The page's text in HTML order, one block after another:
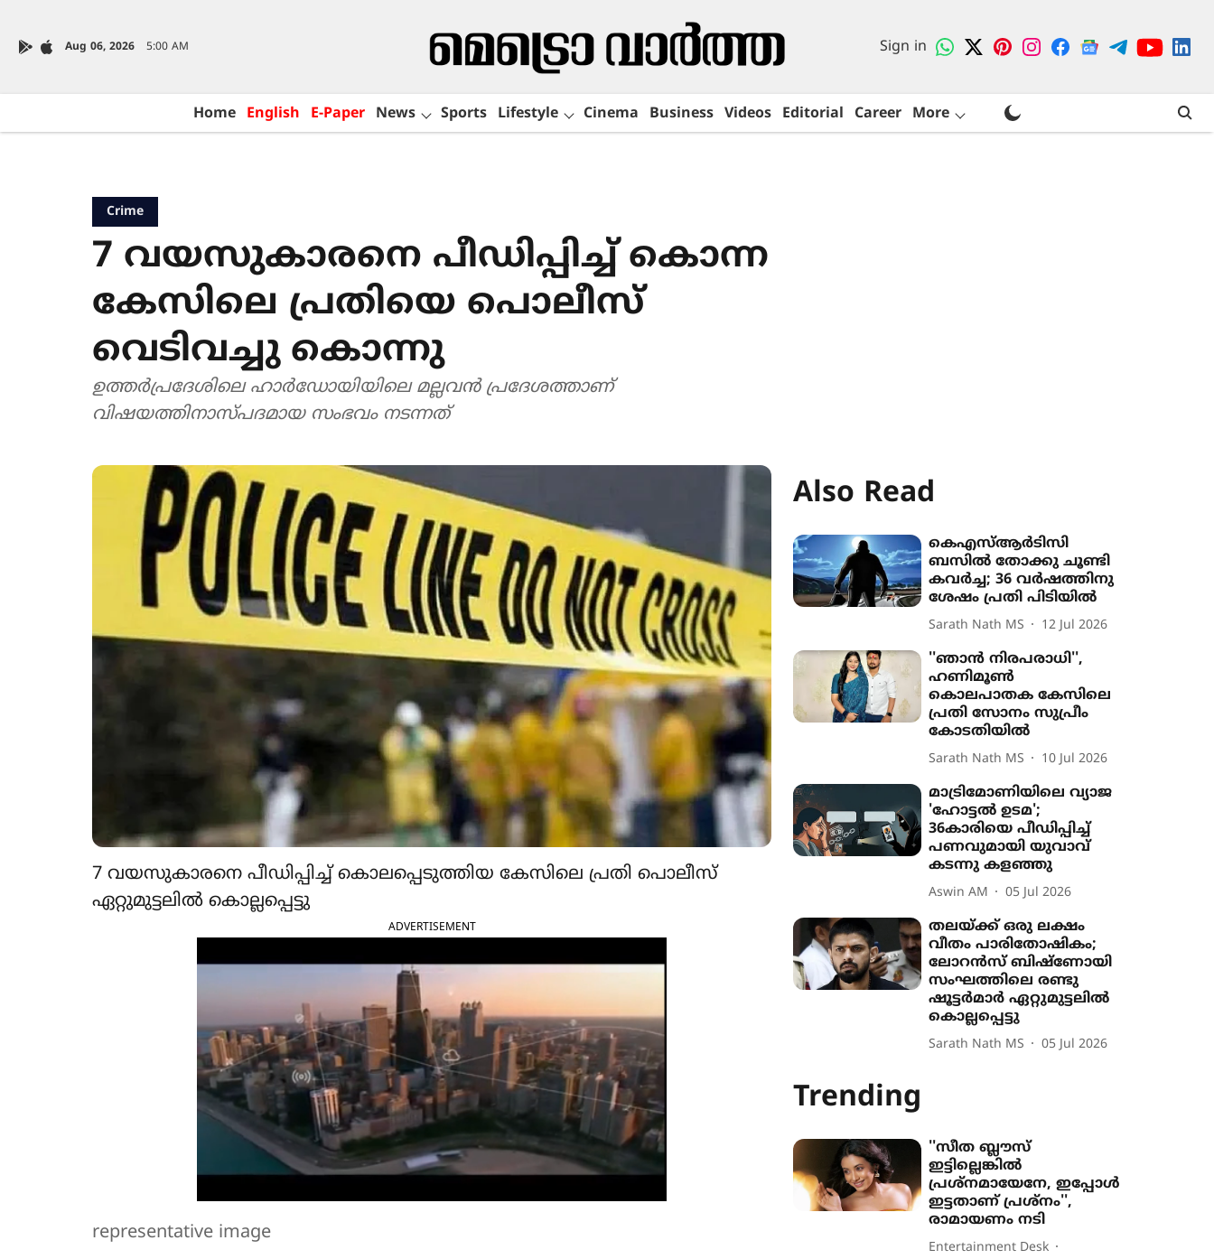
Aug 06, 2026 5:00 AM Sign in
Home English E-Paper News Sports Lifestyle Cinema Business Videos Editorial Career More
Crime
7 വയസുകാരനെ പീഡിപ്പിച്ച് കൊന്ന
കേസിലെ പ്രതിയെ പൊലീസ്
വെടിവച്ചു കൊന്നു
ഉത്തർപ്രദേശിലെ ഹാർഡോയിയിലെ മല്ലവൻ പ്രദേശത്താണ്
വിഷയത്തിനാസ്പദമായ സംഭവം നടന്നത്
7 വയസുകാരനെ പീഡിപ്പിച്ച് കൊലപ്പെടുത്തിയ കേസിലെ പ്രതി പൊലീസ്
ഏറ്റുമുട്ടലിൽ കൊല്ലപ്പെട്ടു
ADVERTISEMENT
representative image
Also Read
കെഎസ്ആർടിസി
ബസിൽ തോക്കു ചൂണ്ടി
കവർച്ച; 36 വർഷത്തിനു
ശേഷം പ്രതി പിടിയിൽ
Sarath Nath MS 12 Jul 2026
''ഞാൻ നിരപരാധി'',
ഹണിമൂൺ
കൊലപാതക കേസിലെ
പ്രതി സോനം സുപ്രീം
കോടതിയിൽ
Sarath Nath MS 10 Jul 2026
മാട്രിമോണിയിലെ വ്യാജ
'ഹോട്ടൽ ഉടമ';
36കാരിയെ പീഡിപ്പിച്ച്
പണവുമായി യുവാവ്
കടന്നു കളഞ്ഞു
Aswin AM 05 Jul 2026
തലയ്ക്ക് ഒരു ലക്ഷം
വീതം പാരിതോഷികം;
ലോറൻസ് ബിഷ്ണോയി
സംഘത്തിലെ രണ്ടു
ഷൂട്ടർമാർ ഏറ്റുമുട്ടലിൽ
കൊല്ലപ്പെട്ടു
Sarath Nath MS 05 Jul 2026
Trending
''സീത ബ്ലൗസ്
ഇട്ടില്ലെങ്കിൽ
പ്രശ്നമായേനേ, ഇപ്പോൾ
ഇട്ടതാണ് പ്രശ്നം'',
രാമായണം നടി
Entertainment Desk